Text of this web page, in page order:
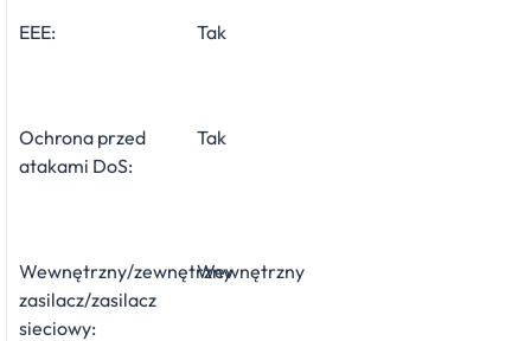
EEE: Tak
Ochrona przed
atakami DoS:
Tak
Wewnętrzny/zewnętrzny
zasilacz/zasilacz
sieciowy:
Wewnętrzny